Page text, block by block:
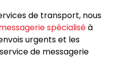
de transport, nous
spécialiséà
urgents et les
de messagerie